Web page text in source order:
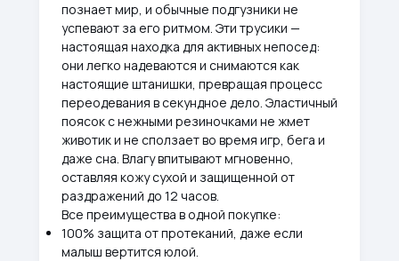
познает мир, и обычные подгузники не
успевают за его ритмом. Эти трусики —
настоящая находка для активных непосед:
они легко надеваются и снимаются как
настоящие штанишки, превращая процесс
переодевания в секундное дело. Эластичный
поясок с нежными резиночками не жмет
животик и не сползает во время игр, бега и
даже сна. Влагу впитывают мгновенно,
оставляя кожу сухой и защищенной от
раздражений до 12 часов.
Все преимущества в одной покупке:
100% защита от протеканий, даже если
малыш вертится юлой.